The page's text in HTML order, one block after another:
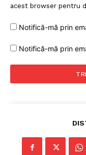
acest browser pentru
Notifică-mă prin
Notifică-mă prin